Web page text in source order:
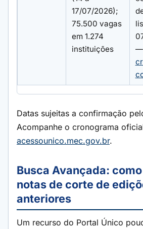
17/07/2026);
75.500 vagas
em 1.274
instituições
—
Datas sujeitas a confirmação
Acompanhe o cronograma
acessounico.mec.gov.br.
Busca Avançada:
notas de corte de
anteriores
Um recurso do Portal Único